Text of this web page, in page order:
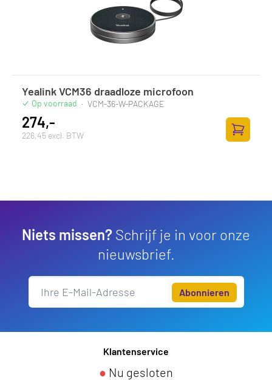
Yealink VCM36 draadloze microfoon
Op voorraad · VCM-36-W-PACKAGE
274,-
226,45 excl. BTW
Zum
Niets missen? Schrijf je in voor onze
nieuwsbrief.
Abonnieren
Klantenservice
● Nu gesloten